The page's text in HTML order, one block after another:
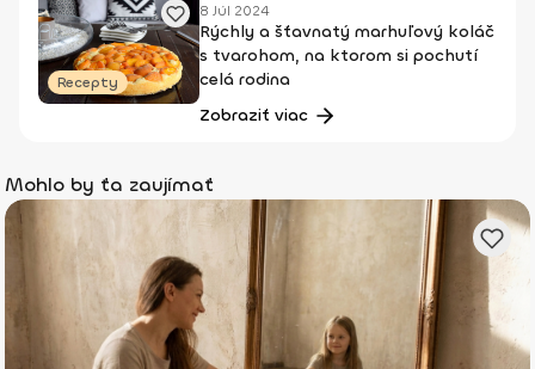
Recepty
8 Júl 2024
Rýchly a šťavnatý marhuľový koláč
s tvarohom, na ktorom si pochutí
celá rodina
Zobraziť viac
Mohlo by ťa zaujímať